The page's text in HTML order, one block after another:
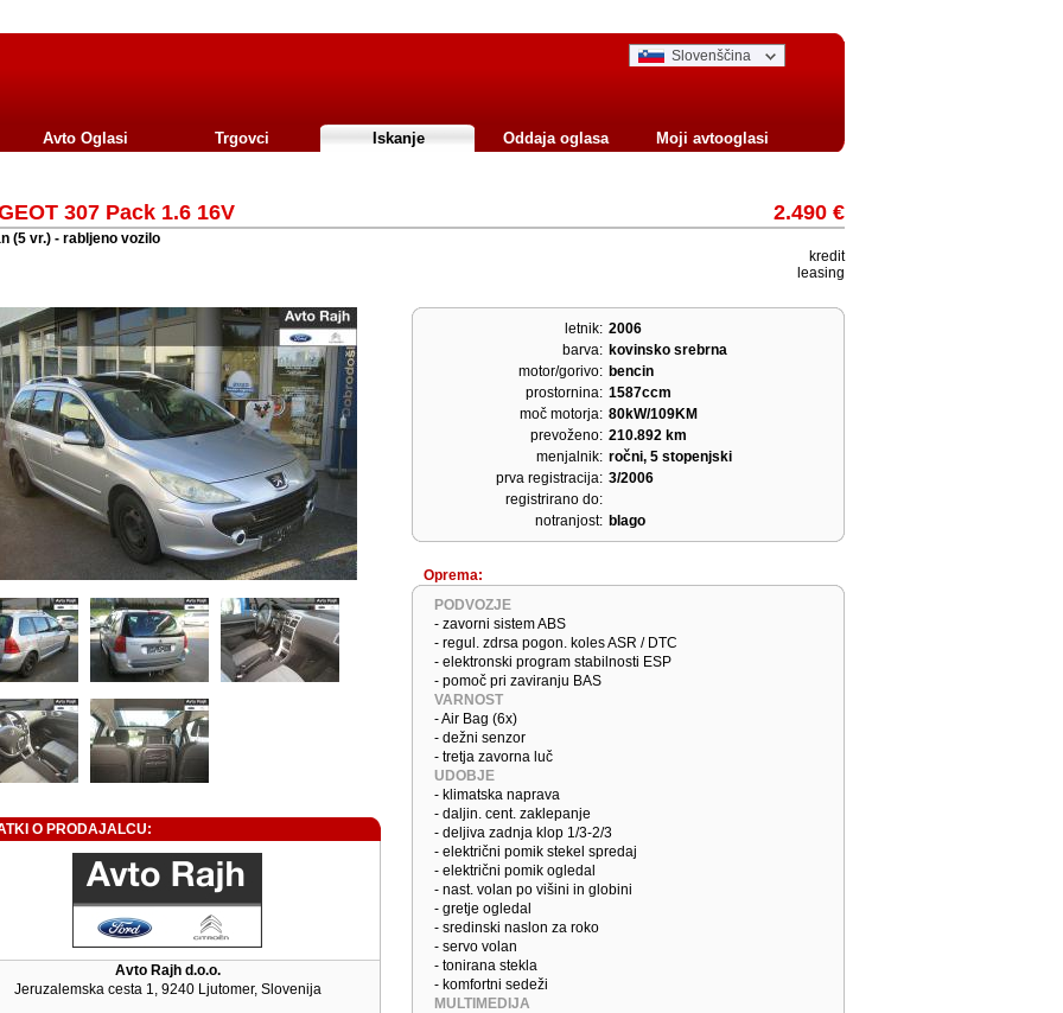
Slovenščina
Avto Oglasi Trgovci Iskanje Oddaja oglasa Moji avtooglasi
307 Pack 1.6 16V 2.490 €
(5 vr.) - rabljeno vozilo
kredit
leasing
O PRODAJALCU:
Avto Rajh d.o.o.
Jeruzalemska cesta 1, 9240 Ljutomer, Slovenija
letnik:
barva:
motor/gorivo:
prostornina:
moč motorja:
prevoženo:
menjalnik:
prva registracija:
registrirano do:
notranjost:
2006
kovinsko srebrna
bencin
1587ccm
80kW/109KM
210.892 km
ročni, 5 stopenjski
3/2006
blago
Oprema:
PODVOZJE
- zavorni sistem ABS
- regul. zdrsa pogon. koles ASR / DTC
- elektronski program stabilnosti ESP
- pomoč pri zaviranju BAS
VARNOST
- Air Bag (6x)
- dežni senzor
- tretja zavorna luč
UDOBJE
- klimatska naprava
- daljin. cent. zaklepanje
- deljiva zadnja klop 1/3-2/3
- električni pomik stekel spredaj
- električni pomik ogledal
- nast. volan po višini in globini
- gretje ogledal
- sredinski naslon za roko
- servo volan
- tonirana stekla
- komfortni sedeži
MULTIMEDIJA